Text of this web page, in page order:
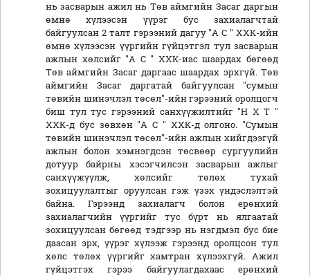
нь засварын ажил нь Төв аймгийн Засаг даргын
өмнө хүлээсэн үүрэг бус захиалагчтай
байгуулсан 2 талт гэрээний дагуу "А С " ХХК-ийн
өмнө хүлээсэн үүргийн гүйцэтгэл тул засварын
ажлын хөлсийг "А С " ХХК-иас шаардах бөгөөд
Төв аймгийн Засаг даргаас шаардах эрхгүй. Төв
аймгийн Засаг даргатай байгуулсан "сумын
төвийн шинэчлэл төсөл"-ийн гэрээний оролцогч
биш тул тус гэрээний санхүүжилтийг "Н Х Т "
ХХК-д бус зөвхөн "А С " ХХК-д олгоно. "Сумын
төвийн шинэчлэл төсөл"-ийн ажлын хийгдээгүй
ажлын болон хэмнэгдсэн төсвөөр сургуулийн
дотуур байрны хэсэгчилсэн засварын ажлыг
санхүүжүүлж, хөлсийг төлөх тухай
зохицуулалтыг оруулсан гэж үзэх үндэслэлтэй
байна. Гэрээнд захиалагч болон ерөнхий
захиалагчийн үүргийг тус бүрт нь ялгаатай
зохицуулсан бөгөөд тэдгээр нь нэгдмэл бус бие
даасан эрх, үүрэг хүлээж гэрээнд оролцсон тул
хөлс төлөх үүргийг хамтран хүлээхгүй. Ажил
гүйцэтгэх гэрээ байгуулагдахаас ерөнхий